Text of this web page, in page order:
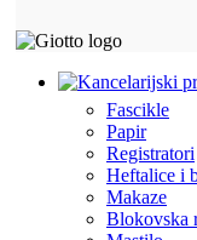
Fascikle
Papir
Registratori
Heftalice i
Makaze
Blokovska